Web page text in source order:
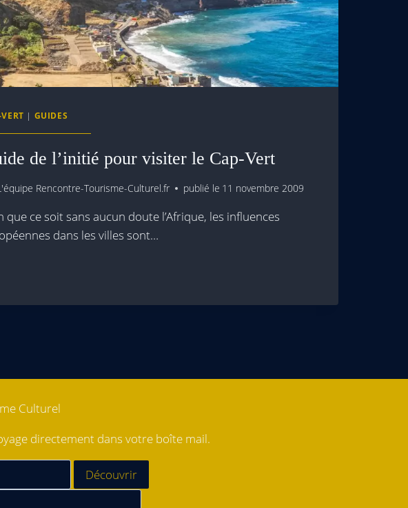
| GUIDES
de l’initié pour visiter le Cap-Vert
Rencontre-Tourisme-Culturel.fr publié le 11 novembre 2009
que ce soit sans aucun doute l’Afrique, les influences
dans les villes sont…
Culturel
directement dans votre boîte mail.